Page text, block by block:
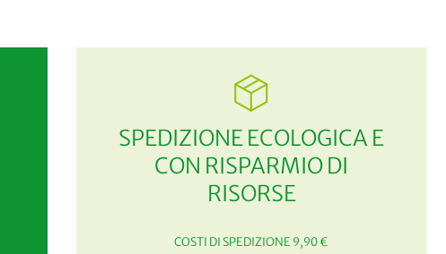
SPEDIZIONE ECOLOGICA E
CON RISPARMIO DI
RISORSE
COSTI DI SPEDIZIONE 9,90 €